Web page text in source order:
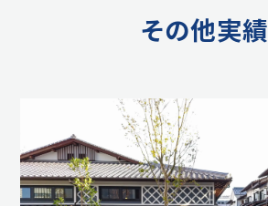
その他実績